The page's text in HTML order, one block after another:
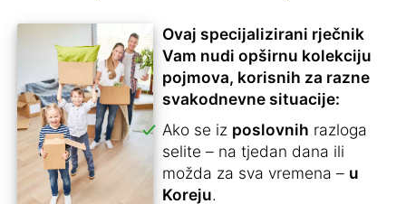
Ovaj specijalizirani rječnik
Vam nudi opširnu kolekciju
pojmova, korisnih za razne
svakodnevne situacije:
Ako se iz poslovnih razloga
selite – na tjedan dana ili
možda za sva vremena – u
Koreju.